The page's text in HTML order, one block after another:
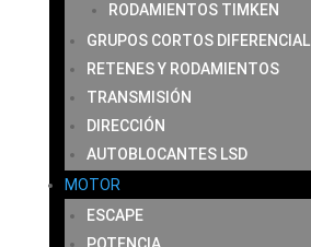
RODAMIENTOS TIMKEN
GRUPOS CORTOS DIFERENCIAL
RETENES Y RODAMIENTOS
TRANSMISIÓN
DIRECCIÓN
AUTOBLOCANTES LSD
MOTOR
ESCAPE